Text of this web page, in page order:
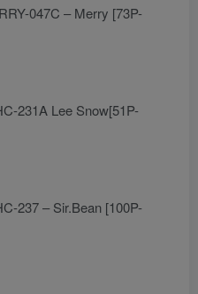
047C – Merry [73P-
231A Lee Snow[51P-
237 – Sir.Bean [100P-